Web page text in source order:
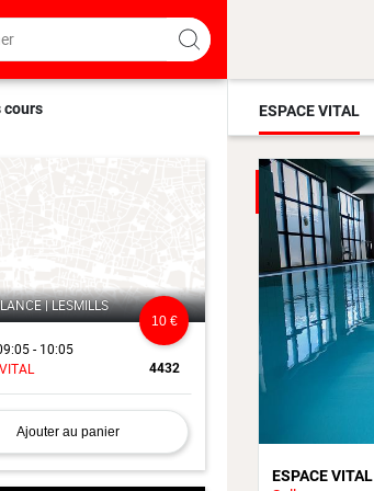
cours
| LESMILLS
- 10:05
4432
10 €
Ajouter au panier
ESPACE VITAL
ESPACE VITAL